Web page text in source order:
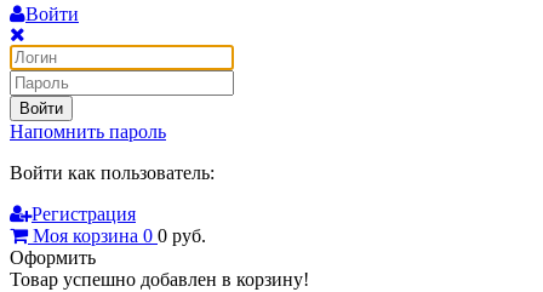
Войти
Войти
Напомнить пароль
Войти как пользователь:
Регистрация
Моя корзина 0 0 руб.
Оформить
Товар успешно добавлен в корзину!